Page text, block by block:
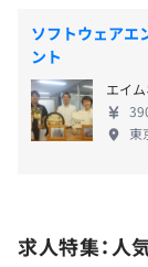
プロジェクト管
社会保険完備
保険）
ソフトウェアエ
ント
エイ
東
求人特集：人